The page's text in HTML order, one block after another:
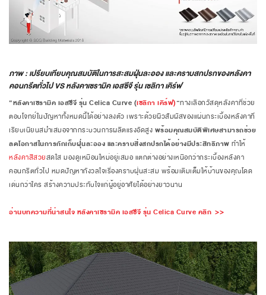
ภาพ : เปรียบเทียบคุณสมบัติในการสะสมฝุ่นละออง และคราบสกปรกของหลังคา
คอนกรีตทั่วไปVS หลังคาเซรามิค เอสซีจี รุ่น เซลิกา เคิร์ฟ
“หลังคาเซรามิค เอสซีจี รุ่น Celica Curve (เซลิกา เคิร์ฟ)”ทางเลือกวัสดุหลังคาที่ช่วย
ตอบโจทย์ในปัญหาทั้งหมดนี้ได้อย่างลงตัว เพราะด้วยผิวสัมผัสของแผ่นกระเบื้องหลังคาที่
เรียบเนียนสม่ำเสมอจากกระบวนการผลิตแรงอัดสูง พร้อมคุณสมบัติพิเศษสามารถช่วย
ลดโอกาสในการกักเก็บฝุ่นละออง และคราบสิ่งสกปรกได้อย่างมีประสิทธิภาพ ทำให้
หลังคาสีสวยสดใส มองดูเหมือนใหม่อยู่เสมอ แตกต่างอย่างเหนือกว่ากระเบื้องหลังคา
คอนกรีตทั่วไป หมดปัญหากังวลใจเรื่องคราบฝุ่นสะสม พร้อมเติมเต็มให้บ้านของคุณโดด
เด่นกว่าใคร สร้างความประทับใจแก่ผู้อยู่อาศัยได้อย่างยาวนาน
อ่านบทความที่น่าสนใจ หลังคาเซรามิค เอสซีจี รุ่น Celica Curve คลิก >>